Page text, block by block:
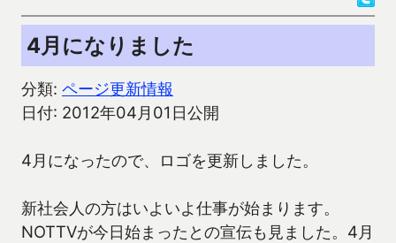
4月になりました
分類: ページ更新情報
日付: 2012年04月01日公開
4月になったので、ロゴを更新しました。
新社会人の方はいよいよ仕事が始まります。
NOTTVが今日始まったとの宣伝も見ました。4月